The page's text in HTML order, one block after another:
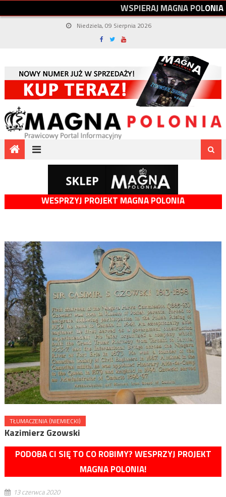
WSPIERAJMAGNAPOLONIA
Niedziela, 09 Sierpnia 2026
WESPRZYJ PROJEKT MAGNA POLONIA
TŁUMACZENIA (NIEMIECKI)
Kazimierz Gzowski
PODOBA CI SIĘ TO CO ROBIMY? WESPRZYJ PROJEKT
MAGNA POLONIA!
13 czerwca 2020